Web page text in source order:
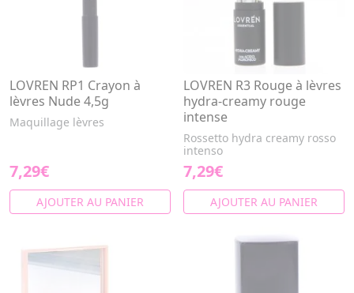
LOVREN RP1 Crayon à
lèvres Nude 4,5g
Maquillage lèvres
7,29€
AJOUTER AU PANIER
LOVREN R3 Rouge à lèvres
hydra-creamy rouge
intense
Rossetto hydra creamy rosso
intenso
7,29€
AJOUTER AU PANIER